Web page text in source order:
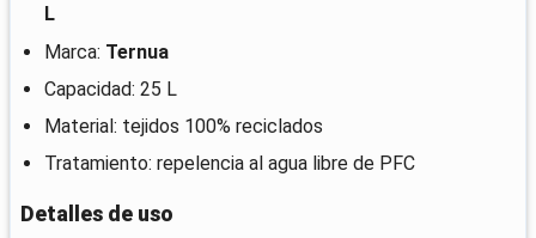
L
Marca: Ternua
Capacidad: 25 L
Material: tejidos 100% reciclados
Tratamiento: repelencia al agua libre de PFC
Detalles de uso